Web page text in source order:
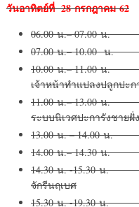
วันอาทิตย์ที่28 กรกฎาคม 62
06.00 น.– 07.00 น.
07.00 น.– 10.00 น.
10.00 น.– 11.00 น. ฟั
เจ้าหน้าทำแปลงปลูกปะก
11.00 น.– 13.00 น.
ระบบนิเวศปะการังชาย
13.00 น. – 14.00 น.
14.00 น.– 14.30 น.
14.30 น. -15.30 น. เ
จักรีนฤเบศ
15.30 น. -19.30 น.